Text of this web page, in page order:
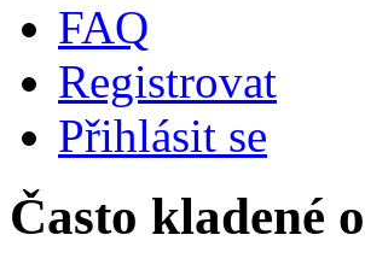
FAQ
Registrovat
Přihlásit se
Často kladené